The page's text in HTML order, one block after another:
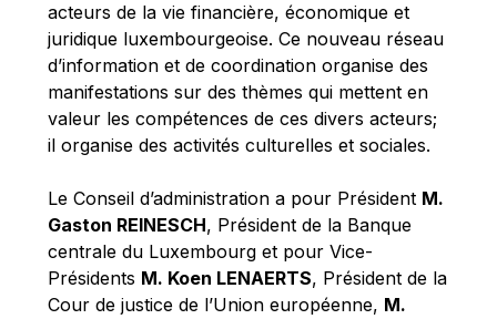
Mireille Delmas-Marty
Nobuo Tanaka
Otmar Issing
Paolo Mengozzi
Paschal Donohoe
Pat Cox
Patrizia Nanz
Philippe Maystadt
Pierre Gramegna
acteurs de la vie financière, économique et
juridique luxembourgeoise. Ce nouveau réseau
d’information et de coordination organise des
manifestations sur des thèmes qui mettent en
valeur les compétences de ces divers acteurs;
il organise des activités culturelles et sociales.
Le Conseil d’administration a pour Président M.
Gaston REINESCH, Président de la Banque
centrale du Luxembourg et pour Vice-
Présidents M. Koen LENAERTS, Président de la
Cour de justice de l’Union européenne, M.